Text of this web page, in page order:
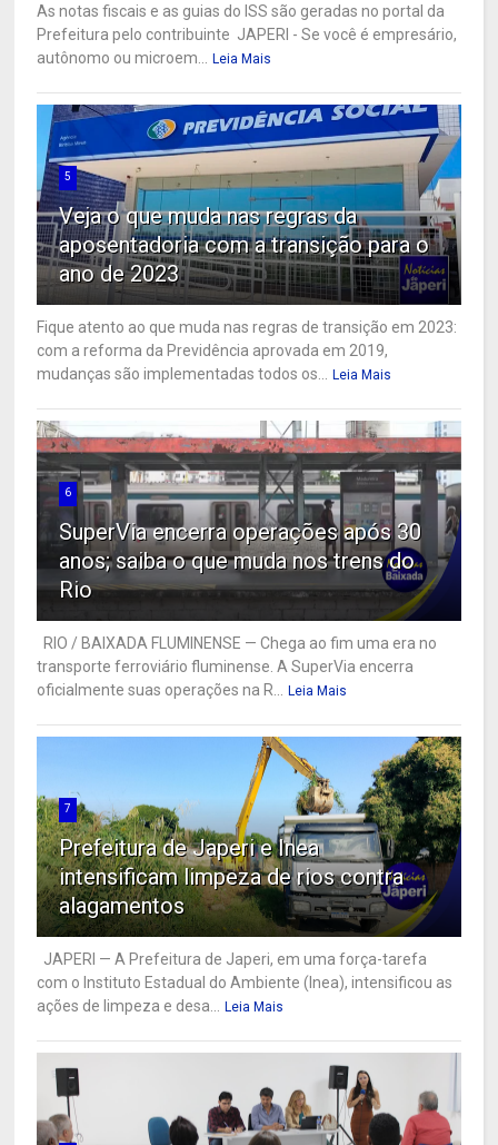
As notas fiscais e as guias do ISS são geradas no portal da
Prefeitura pelo contribuinte JAPERI - Se você é empresário,
autônomo ou microem...
Leia Mais
5
Veja o que muda nas regras da
aposentadoria com a transição para o
ano de 2023
Fique atento ao que muda nas regras de transição em 2023:
com a reforma da Previdência aprovada em 2019,
mudanças são implementadas todos os...
Leia Mais
6
SuperVia encerra operações após 30
anos; saiba o que muda nos trens do
Rio
RIO / BAIXADA FLUMINENSE — Chega ao fim uma era no
transporte ferroviário fluminense. A SuperVia encerra
oficialmente suas operações na R...
Leia Mais
7
Prefeitura de Japeri e Inea
intensificam limpeza de rios contra
alagamentos
JAPERI — A Prefeitura de Japeri, em uma força-tarefa
com o Instituto Estadual do Ambiente (Inea), intensificou as
ações de limpeza e desa...
Leia Mais